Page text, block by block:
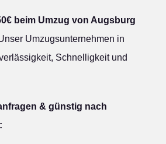
beim Umzug von Augsburg
Umzugsunternehmen in
Schnelligkeit und
& günstig nach